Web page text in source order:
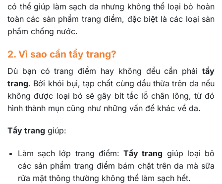
có thể giúp làm sạch da nhưng không thể loại bỏ hoàn
toàn các sản phẩm trang điểm, đặc biệt là các loại sản
phẩm chống nước.
2. Vì sao cần tẩy trang?
Dù bạn có trang điểm hay không đều cần phải tẩy
trang. Bởi khói bụi, tạp chất cùng dầu thừa trên da nếu
không được loại bỏ sẽ gây bít tắc lỗ chân lông, từ đó
hình thành mụn cũng như những vấn đề khác về da.
Tẩy trang giúp:
Làm sạch lớp trang điểm:Tẩy trang giúp loại bỏ
các sản phẩm trang điểm bám chặt trên da mà sữa
rửa mặt thông thường không thể làm sạch hết.